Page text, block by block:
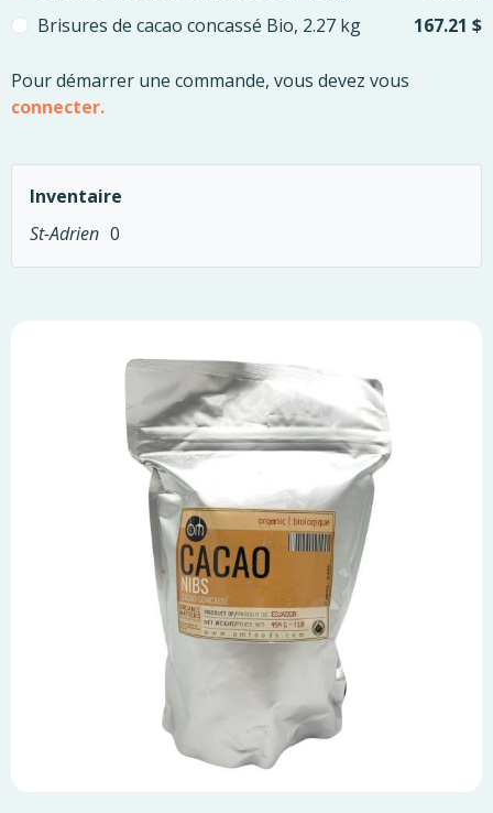
Brisures de cacao concassé Bio, 2.27 kg
167.21 $
Pour démarrer une commande, vous devez vous
connecter.
Inventaire
St-Adrien 0